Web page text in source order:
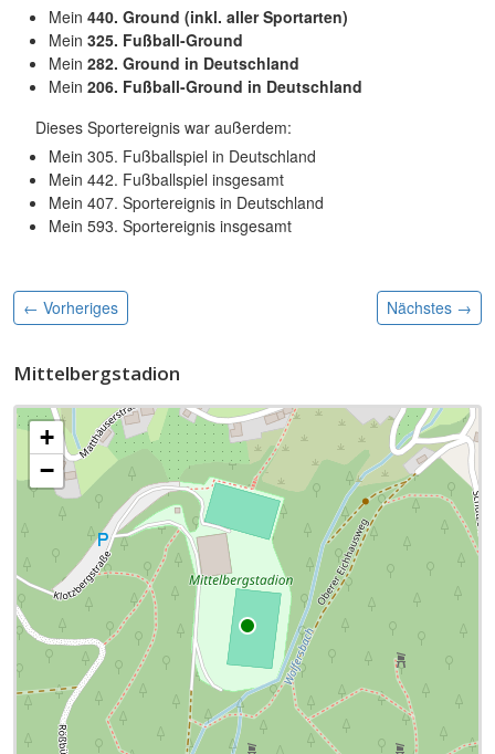
Mein 440. Ground (inkl. aller Sportarten)
Mein 325. Fußball-Ground
Mein 282. Ground in Deutschland
Mein 206. Fußball-Ground in Deutschland
Dieses Sportereignis war außerdem:
Mein 305. Fußballspiel in Deutschland
Mein 442. Fußballspiel insgesamt
Mein 407. Sportereignis in Deutschland
Mein 593. Sportereignis insgesamt
← Vorheriges Nächstes →
Mittelbergstadion
+
−